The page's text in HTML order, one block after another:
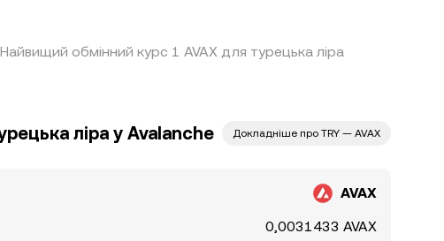
обмінний курс 1 AVAX для турецька ліра
ліра у Avalanche Докладніше про TRY — AVAX
AVAX
0,0031433 AVAX